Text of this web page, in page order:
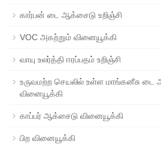
கார்பன் டை ஆக்சைடு உறிஞ்சி
VOC அகற்றும் வினையூக்கி
வாயு உலர்த்தி ஈரப்பதம் உறிஞ்சி
உருவமற்ற செயலில் உள்ள மாங்கனீசு டை
வினையூக்கி
காப்பர் ஆக்சைடு வினையூக்கி
பிற வினையூக்கி